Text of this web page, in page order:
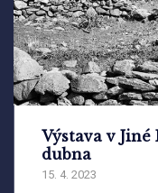
Výstava v Jiné
dubna
15. 4. 2023